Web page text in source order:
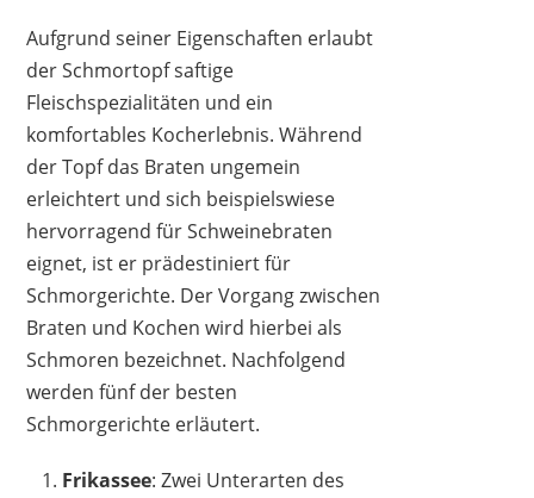
Aufgrund seiner Eigenschaften erlaubt
der Schmortopf saftige
Fleischspezialitäten und ein
komfortables Kocherlebnis. Während
der Topf das Braten ungemein
erleichtert und sich beispielswiese
hervorragend für Schweinebraten
eignet, ist er prädestiniert für
Schmorgerichte. Der Vorgang zwischen
Braten und Kochen wird hierbei als
Schmoren bezeichnet. Nachfolgend
werden fünf der besten
Schmorgerichte erläutert.
Frikassee: Zwei Unterarten des